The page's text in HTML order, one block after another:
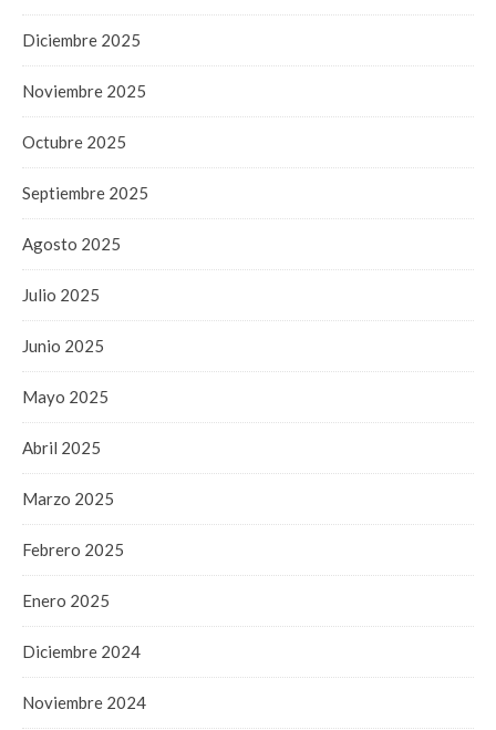
Diciembre 2025
Noviembre 2025
Octubre 2025
Septiembre 2025
Agosto 2025
Julio 2025
Junio 2025
Mayo 2025
Abril 2025
Marzo 2025
Febrero 2025
Enero 2025
Diciembre 2024
Noviembre 2024